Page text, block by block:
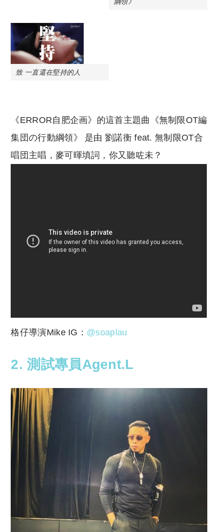
致 一直還在堅持的人
《ERROR自肥企画》的這首主題曲《無制限OT編
集団の行動綱領》 是由 劉諾衡 feat. 無制限OT合
唱団主唱，麥可暉填詞，你又聽咗未？
格仔導演Mike IG： @soaplau
2. 測試專員Agent.L